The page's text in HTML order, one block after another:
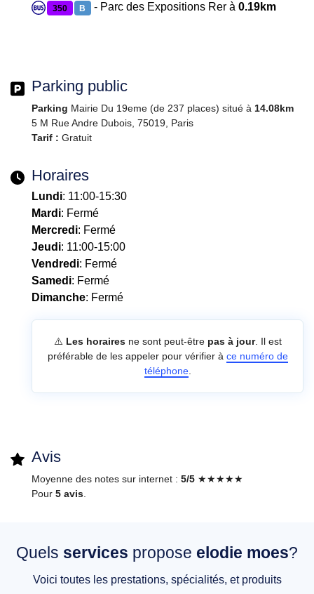
350 B - Parc des Expositions Rer à0.19km
Parking public
Parking Mairie Du 19eme (de 237 places) situé à 14.08km
5 M Rue Andre Dubois, 75019, Paris
Tarif : Gratuit
Horaires
Lundi: 11:00-15:30
Mardi: Fermé
Mercredi: Fermé
Jeudi: 11:00-15:00
Vendredi: Fermé
Samedi: Fermé
Dimanche: Fermé
⚠️ Les horairesne sont peut-être pas à jour. Il est
préférable de les appeler pour vérifier à ce numéro de
téléphone.
Avis
Moyenne des notes sur internet : 5/5 ★★★★★
Pour 5 avis
Quels services propose elodie moes?
Voici toutes les prestations, spécialités, et produits